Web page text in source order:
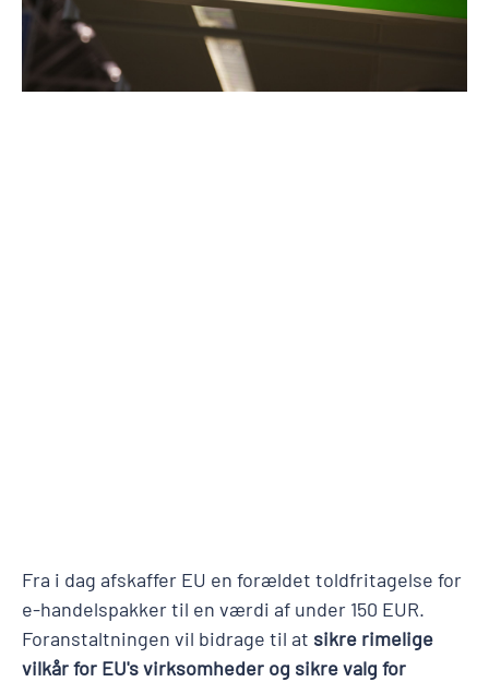
Fra i dag afskaffer EU en forældet toldfritagelse for
e-handelspakker til en værdi af under 150 EUR.
Foranstaltningen vil bidrage til at sikre rimelige
vilkår for EU's virksomheder og sikre valg for